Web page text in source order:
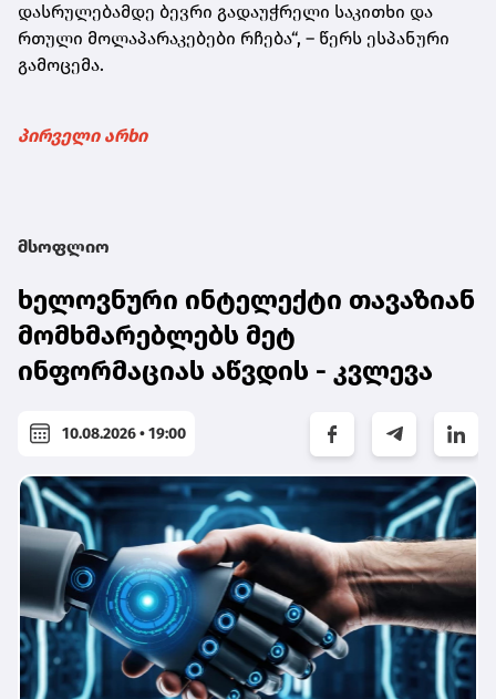
დასრულებამდე ბევრი გადაუჭრელი საკითხი და
რთული მოლაპარაკებები რჩება“, – წერს ესპანური
გამოცემა.
პირველი არხი
მსოფლიო
ხელოვნური ინტელექტი თავაზიან
მომხმარებლებს მეტ
ინფორმაციას აწვდის - კვლევა
10.08.2026 • 19:00